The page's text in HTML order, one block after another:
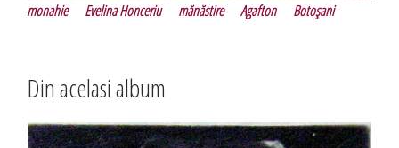
monahie Evelina Honceriu mănăstire Agafton Botoşani
Din acelasi album